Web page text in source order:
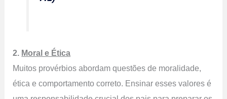
2. Moral e Ética
Muitos provérbios abordam questões de moralidade,
ética e comportamento correto. Ensinar esses valores é